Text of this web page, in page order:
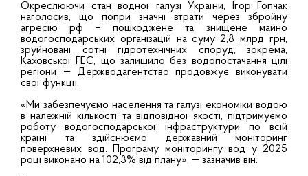
Окреслюючи стан водної галузі України, Ігор Гопчак
наголосив, що попри значні втрати через збройну
агресію рф – пошкоджене та знищене майно
водогосподарських організацій на суму 2,8 млрд грн,
зруйновані сотні гідротехнічних споруд, зокрема,
Каховської ГЕС, що залишило без водопостачання цілі
регіони — Держводагентство продовжує виконувати
свої функції.
«Ми забезпечуємо населення та галузі економіки водою
в належній кількості та відповідної якості, підтримуємо
роботу водогосподарської інфраструктури по всій
країні та здійснюємо державний моніторинг
поверхневих вод. Програму моніторингу вод у 2025
році виконано на 102,3% від плану», — зазначив він.